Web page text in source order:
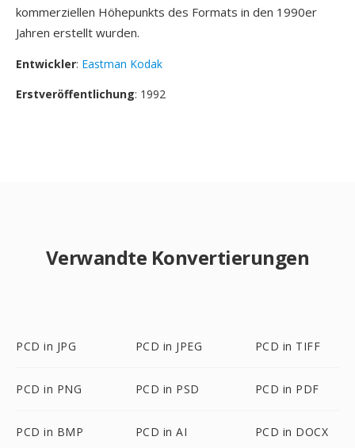
kommerziellen Höhepunkts des Formats in den 1990er
Jahren erstellt wurden.
Entwickler: Eastman Kodak
Erstveröffentlichung: 1992
Verwandte Konvertierungen
PCD in JPG PCD in JPEG PCD in TIFF
PCD in PNG PCD in PSD PCD in PDF
PCD in BMP PCD in AI PCD in DOCX